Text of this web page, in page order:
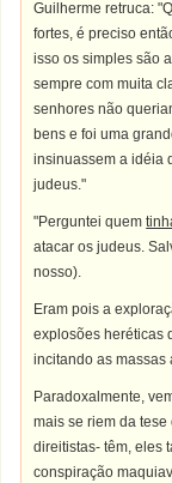
Guilherme retruca:
fortes, é preciso
isso os simples são
sempre com muita
senhores não
bens e foi uma
insinuassem a idéia
judeus."
"Perguntei quem
atacar os judeus.
nosso).
Eram pois a
explosões heréticas
incitando as massas
Paradoxalmente,
mais se riem da
direitistas- têm, eles
conspiração